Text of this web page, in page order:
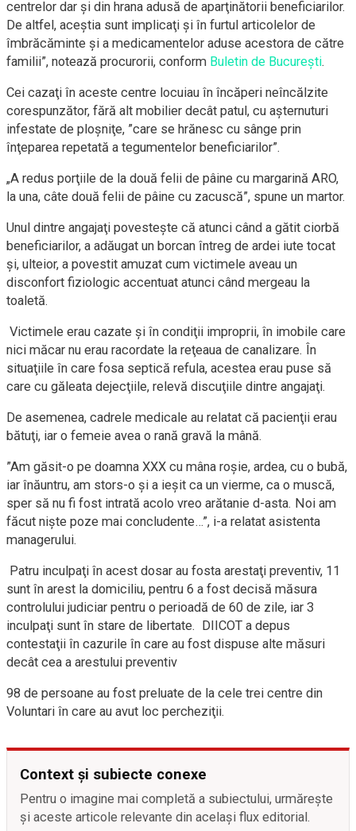
centrelor dar şi din hrana adusă de aparţinătorii beneficiarilor.
De altfel, aceştia sunt implicaţi şi în furtul articolelor de
îmbrăcăminte şi a medicamentelor aduse acestora de către
familii”, notează procurorii, conform Buletin de Bucureşti.
Cei cazaţi în aceste centre locuiau în încăperi neîncălzite
corespunzător, fără alt mobilier decât patul, cu aşternuturi
infestate de ploşniţe, ”care se hrănesc cu sânge prin
înţeparea repetată a tegumentelor beneficiarilor”.
„A redus porţiile de la două felii de pâine cu margarină ARO,
la una, câte două felii de pâine cu zacuscă”, spune un martor.
Unul dintre angajaţi povesteşte că atunci când a gătit ciorbă
beneficiarilor, a adăugat un borcan întreg de ardei iute tocat
şi, ulteior, a povestit amuzat cum victimele aveau un
disconfort fiziologic accentuat atunci când mergeau la
toaletă.
Victimele erau cazate şi în condiţii improprii, în imobile care
nici măcar nu erau racordate la reţeaua de canalizare. În
situaţiile în care fosa septică refula, acestea erau puse să
care cu găleata dejecţiile, relevă discuţiile dintre angajaţi.
De asemenea, cadrele medicale au relatat că pacienţii erau
bătuţi, iar o femeie avea o rană gravă la mână.
”Am găsit-o pe doamna XXX cu mâna roşie, ardea, cu o bubă,
iar înăuntru, am stors-o şi a ieşit ca un vierme, ca o muscă,
sper să nu fi fost intrată acolo vreo arătanie d-asta. Noi am
făcut nişte poze mai concludente…”, i-a relatat asistenta
managerului.
Patru inculpaţi în acest dosar au fosta arestaţi preventiv, 11
sunt în arest la domiciliu, pentru 6 a fost decisă măsura
controlului judiciar pentru o perioadă de 60 de zile, iar 3
inculpaţi sunt în stare de libertate. DIICOT a depus
contestaţii în cazurile în care au fost dispuse alte măsuri
decât cea a arestului preventiv
98 de persoane au fost preluate de la cele trei centre din
Voluntari în care au avut loc percheziţii.
Context și subiecte conexe
Pentru o imagine mai completă a subiectului, urmărește
și aceste articole relevante din același flux editorial.